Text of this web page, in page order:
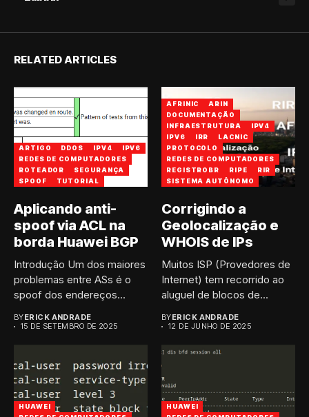
RELATED ARTICLES
ARTIGO DDOS IPV4
IPV6
REDES DE COMPUTADORES
ROTEADOR
SEGURANÇA
SPOOF
TUTORIAL
Aplicando anti-
spoof via ACL na
borda Huawei BGP
Introdução Um dos maiores
problemas entre ASs é o
spoof dos endereços...
BYERICK ANDRADE
15 DE SETEMBRO DE 2025
AFRINIC
ARIN
DOCUMENTAÇÃO
INFRAESTRUTURA
IPV4
IPV6
IRR
LACNIC
PROTOCOLO
REDES DE COMPUTADORES
REGISTROBR
RIPE
RIR
SISTEMA AUTÔNOMO
Corrigindo a
Geolocalização e
WHOIS de IPs
Muitos ISP (Provedores de
Internet) tem recorrido ao
aluguel de blocos de...
BYERICK ANDRADE
12 DE JUNHO DE 2025
HUAWEI
HUAWEI